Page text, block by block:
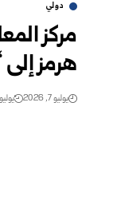
دولي
مركز
هرمز إلى
يوليو 7, 2026 يوليو 7,